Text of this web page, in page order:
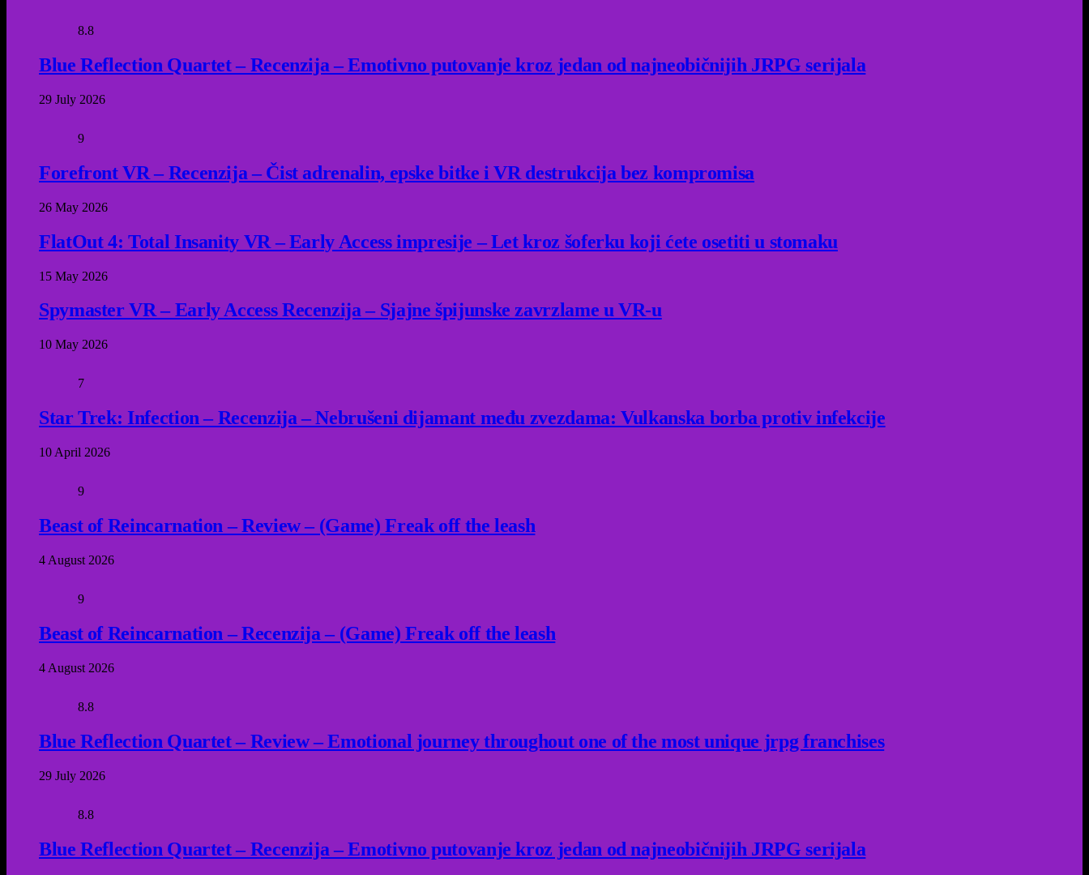
8.8
Blue Reflection Quartet – Recenzija – Emotivno putovanje kroz jedan od najneobičnijih JRPG serijala
29 July 2026
9
Forefront VR – Recenzija – Čist adrenalin, epske bitke i VR destrukcija bez kompromisa
26 May 2026
FlatOut 4: Total Insanity VR – Early Access impresije – Let kroz šoferku koji ćete osetiti u stomaku
15 May 2026
Spymaster VR – Early Access Recenzija – Sjajne špijunske zavrzlame u VR-u
10 May 2026
7
Star Trek: Infection – Recenzija – Nebrušeni dijamant među zvezdama: Vulkanska borba protiv infekcije
10 April 2026
9
Beast of Reincarnation – Review – (Game) Freak off the leash
4 August 2026
9
Beast of Reincarnation – Recenzija – (Game) Freak off the leash
4 August 2026
8.8
Blue Reflection Quartet – Review – Emotional journey throughout one of the most unique jrpg franchises
29 July 2026
8.8
Blue Reflection Quartet – Recenzija – Emotivno putovanje kroz jedan od najneobičnijih JRPG serijala